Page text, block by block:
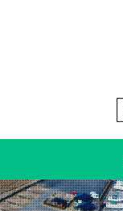
中古艇情報